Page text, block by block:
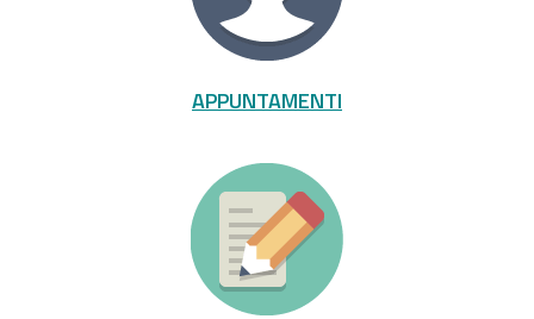
APPUNTAMENTI